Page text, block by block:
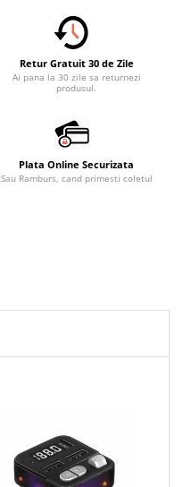
Retur Gratuit 30 de Zile
Ai pana la 30 zile sa returnezi
produsul.
Plata Online Securizata
Sau Ramburs, cand primesti coletul